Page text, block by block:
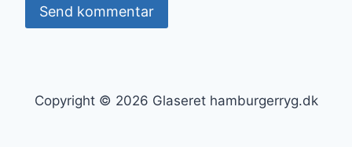
Copyright © 2026 Glaseret hamburgerryg.dk